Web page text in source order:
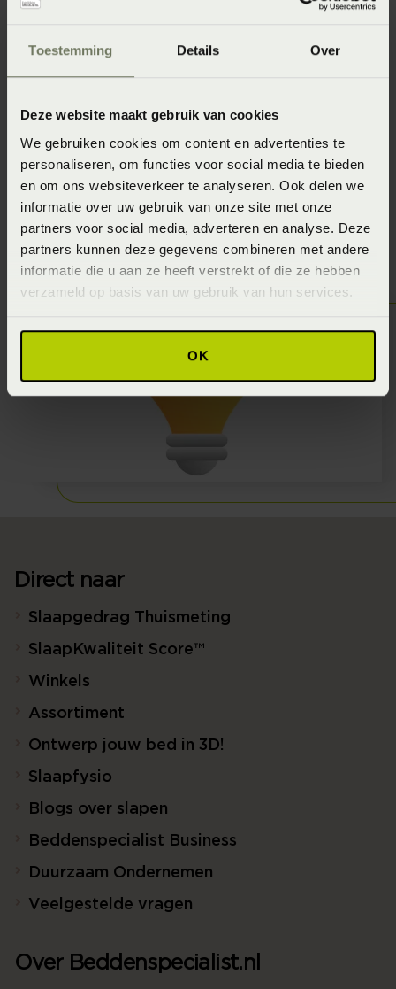
Toestemming Details Over
Deze website maakt gebruik van cookies
We gebruiken cookies om content en advertenties te
personaliseren, om functies voor social media te bieden
en om ons websiteverkeer te analyseren. Ook delen we
informatie over uw gebruik van onze site met onze
partners voor social media, adverteren en analyse. Deze
partners kunnen deze gegevens combineren met andere
informatie die u aan ze heeft verstrekt of die ze hebben
verzameld op basis van uw gebruik van hun services.
OK
en dat is meer dan terecht. Een matras is heel
Heerenveen staat daarom voor je klaar om er samen met
Geen idee? Doe nu de gratis slaapanalyse bij
Beddenspecialist Bedderie de Boer Heerenveen?
Vraag de Slaapgedrag Thuismeting aan
Direct naar
Slaapgedrag Thuismeting
SlaapKwaliteit Score™
Winkels
Assortiment
Ontwerp jouw bed in 3D!
Slaapfysio
Blogs over slapen
Beddenspecialist Business
Duurzaam Ondernemen
Veelgestelde vragen
Over Beddenspecialist.nl